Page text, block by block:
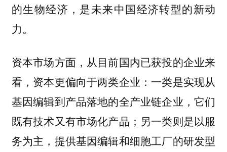
的生物经济，是未来中国经济转型的新动
力。
资本市场方面，从目前国内已获投的企业来
看，资本更偏向于两类企业：一类是实现从
基因编辑到产品落地的全产业链企业，它们
既有技术又有市场化产品；另一类则是以服
务为主，提供基因编辑和细胞工厂的研发型